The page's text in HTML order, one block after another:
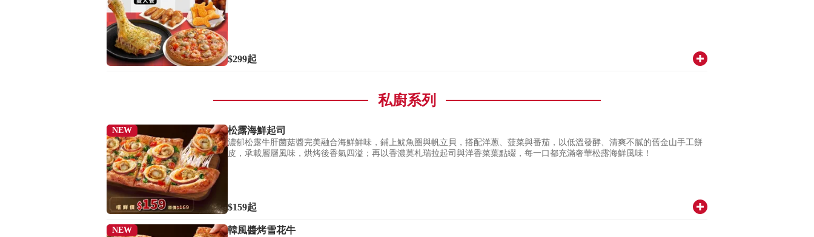
$299起
私廚系列
NEW 松露海鮮起司
濃郁松露牛肝菌菇醬完美融合海鮮鮮味，鋪上魷魚圈與帆立貝，搭配洋蔥、菠菜與番茄，以低溫發酵、清爽不膩的舊金山手工餅
皮，承載層層風味，烘烤後香氣四溢；再以香濃莫札瑞拉起司與洋香菜葉點綴，每一口都充滿奢華松露海鮮風味！
$159起
NEW 韓風醬烤雪花牛